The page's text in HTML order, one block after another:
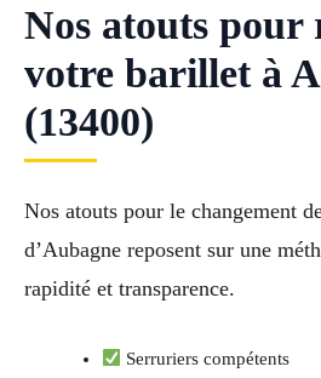
Nos atouts pour
votre barillet à
(13400)
Nos atouts pour le changement
d’Aubagne reposent sur une
rapidité et transparence.
Serruriers compétents